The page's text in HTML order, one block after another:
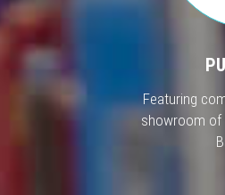
Featuring
showroom of